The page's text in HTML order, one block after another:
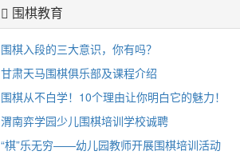
围棋教育
围棋入段的三大意识，你有吗？
甘肃天马围棋俱乐部及课程介绍
围棋从不白学！10个理由让你明白它的魅力！
渭南弈学园少儿围棋培训学校诚聘
“棋”乐无穷——幼儿园教师开展围棋培训活动